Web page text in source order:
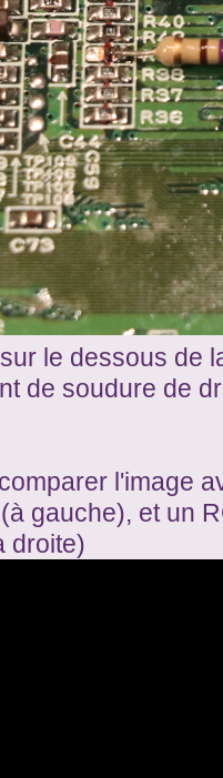
le dessous de
de soudure de
l'image
gauche), et un
droite)